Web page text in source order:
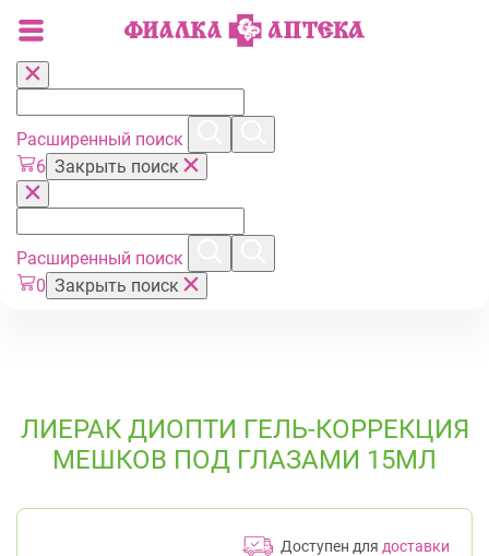
Расширенный поиск
6 Закрыть поиск
Расширенный поиск
0 Закрыть поиск
ЛИЕРАК ДИОПТИ ГЕЛЬ-КОРРЕКЦИЯ
МЕШКОВ ПОД ГЛАЗАМИ 15МЛ
Доступен для доставки